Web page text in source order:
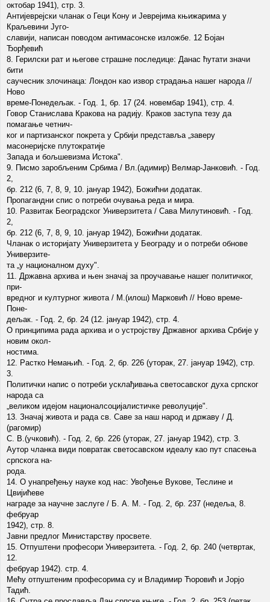
октобар 1941), стр. 3.
Антијеврејски чланак о Геци Кону и Јеврејима књижарима у
Краљевини Југо-
славији, написан поводом антимасонске изложбе. 12 Бојан
Ђорђевић
8. Герилски рат и његове страшне последице: Данас ћутати значи
бити
саучесник злочинаца: Лондон као извор страдања нашег народа //
Ново
време-Понедељак. - Год. 1, бр. 17 (24. новембар 1941), стр. 4.
Говор Станислава Кракова на радију. Краков заступа тезу да
помагање четнич-
ког и партизанског покрета у Србији представља „заверу
масонеријске плутократије
Запада и бољшевизма Истока".
9. Писмо заробљеним Србима / Вл.(адимир) Велмар-Јанковић. - Год.
2,
бр. 212 (6, 7, 8, 9, 10. јануар 1942), Божићни додатак.
Пропагандни спис о потреби очувања реда и мира.
10. Развитак Београдског Универзитета / Сава Милутиновић. - Год.
2,
бр. 212 (6, 7, 8, 9, 10. јануар 1942), Божићни додатак.
Чланак о историјату Универзитета у Београду и о потреби обнове
Универзите-
та „у националном духу".
11. Државна архива и њен значај за проучавање нашег политичког,
при-
вредног и културног живота / М.(илош) Марковић // Ново време-
Поне-
дељак. - Год. 2, бр. 24 (12. јануар 1942), стр. 4.
О принципима рада архива и о устројству Државног архива Србије у
новим окол-
ностима.
12. Растко Немањић. - Год. 2, бр. 226 (уторак, 27. јануар 1942), стр.
3.
Политички напис о потреби усклађивања светосавског духа српског
народа са
„великом идејом националсоцијалистичке револуције".
13. Значај живота и рада св. Саве за наш народ и државу / Д.
(рагомир)
С. В.(учковић). - Год. 2, бр. 226 (уторак, 27. јануар 1942), стр. 3.
Аутор чланка види повратак светосавском идеалу као пут спасења
српскога на-
рода.
14. О унапређењу науке код нас: Увођење Вукове, Теслине и
Цвијићеве
награде за научне заслуге / Б. А. М. - Год. 2, бр. 237 (недеља, 8.
фебруар
1942), стр. 8.
Јавни предлог Министарству просвете.
15. Отпуштени професори Универзитета. - Год. 2, бр. 240 (четвртак,
12.
фебруар 1942). стр. 4.
Мећу отпуштеним професорима су и Владимир Ћоровић и Јорјо
Тадић.